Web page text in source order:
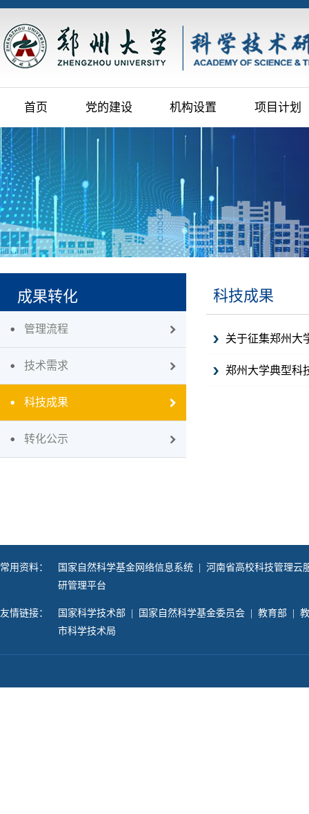
首页 党的建设 机构设置 项目计划
成果转化
管理流程
技术需求
科技成果
转化公示
科技成果
关于征集郑州大
郑州大学典型科
常用资料： 国家自然科学基金网络信息系统
河南省高校科技管理
研管理平台
友情链接： 国家科学技术部 国家自然科学基金委员会 教育部
市科学技术局